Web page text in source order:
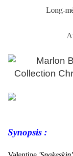
Long-
Synopsis :